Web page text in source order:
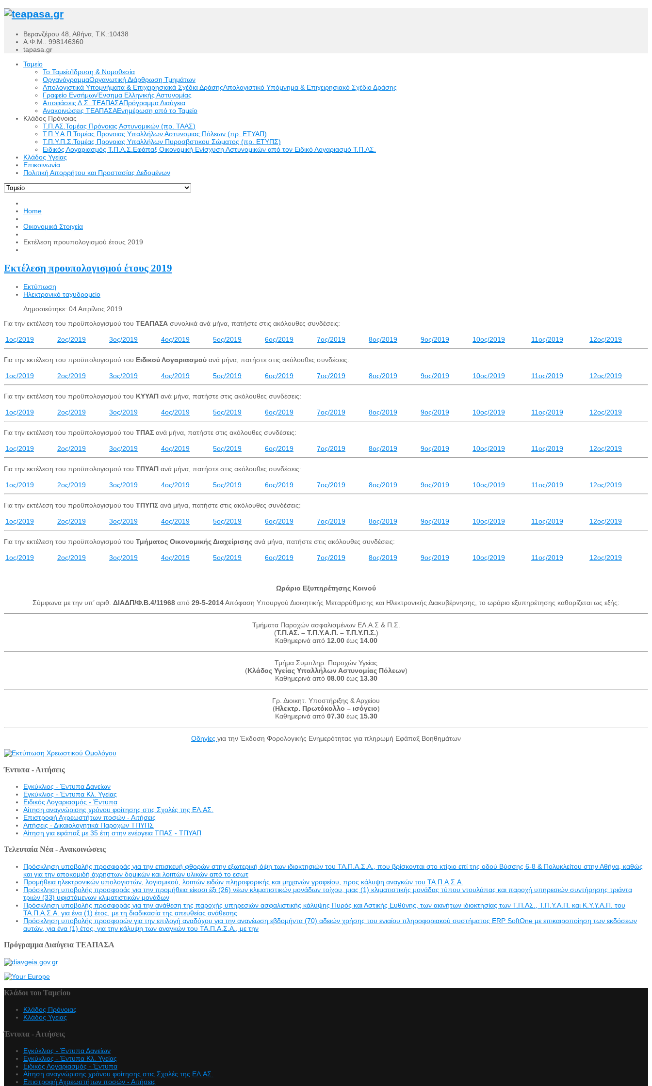
Βερανζέρου 48, Αθήνα, Τ.Κ.:10438
Α.Φ.Μ.: 998146360
tapasa.gr
Ταμείο
Το ΤαμείοΊδρυση & Νομοθεσία
ΟργανόγραμμαΟργανωτική Διάρθρωση Τμημάτων
Απολογιστικά Υπομνήματα & Επιχειρησιακά Σχέδια ΔράσηςΑπολογιστικό Υπόμνημα & Επιχειρησιακό Σχέδιο Δράσης
Γραφείο ΕνσήμωνΈνσημα Ελληνικής Αστυνομίας
Αποφάσεις Δ.Σ. ΤΕΑΠΑΣΑΠρόγραμμα Διαύγεια
Ανακοινώσεις ΤΕΑΠΑΣΑΕνημέρωση από το Ταμείο
Κλάδος Πρόνοιας
Τ.Π.ΑΣ.Τομέας Πρόνοιας Αστυνομικών (πρ. ΤΑΑΣ)
Τ.Π.Υ.Α.Π.Τομέας Προνοιας Υπαλλήλων Αστυνομιας Πόλεων (πρ. ΕΤΥΑΠ)
Τ.Π.Υ.Π.Σ.Τομέας Προνοιας Υπαλλήλων Πυροσβστικου Σώματος (πρ. ΕΤΥΠΣ)
Ειδικός Λογαριασμός Τ.Π.Α.Σ.Εφάπαξ Οικονομική Ενίσχυση Αστυνομικών από τον Ειδικό Λογαριασμό Τ.Π.ΑΣ.
Κλάδος Υγείας
Επικοινωνία
Πολιτική Απορρήτου και Προστασίας Δεδομένων
Home
Οικονομικά Στοιχεία
Εκτέλεση προυπολογισμού έτους 2019
Εκτέλεση προυπολογισμού έτους 2019
Εκτύπωση
Ηλεκτρονικό ταχυδρομείο
Δημοσιεύτηκε: 04 Απρίλιος 2019
Για την εκτέλεση του προϋπολογισμού του ΤΕΑΠΑΣΑ συνολικά ανά μήνα, πατήστε στις ακόλουθες συνδέσεις:
1ος/2019 2ος/2019 3ος/2019 4ος/2019 5ος/2019 6ος/2019 7ος/2019 8ος/2019 9ος/2019 10ος/2019 11ος/2019 12ος/2019
Για την εκτέλεση του προϋπολογισμού του Ειδικού Λογαριασμού ανά μήνα, πατήστε στις ακόλουθες συνδέσεις:
1ος/2019 2ος/2019 3ος/2019 4ος/2019 5ος/2019 6ος/2019 7ος/2019 8ος/2019 9ος/2019 10ος/2019 11ος/2019 12ος/2019
Για την εκτέλεση του προϋπολογισμού του ΚΥΥΑΠ ανά μήνα, πατήστε στις ακόλουθες συνδέσεις:
1ος/2019 2ος/2019 3ος/2019 4ος/2019 5ος/2019 6ος/2019 7ος/2019 8ος/2019 9ος/2019 10ος/2019 11ος/2019 12ος/2019
Για την εκτέλεση του προϋπολογισμού του ΤΠΑΣ ανά μήνα, πατήστε στις ακόλουθες συνδέσεις:
1ος/2019 2ος/2019 3ος/2019 4ος/2019 5ος/2019 6ος/2019 7ος/2019 8ος/2019 9ος/2019 10ος/2019 11ος/2019 12ος/2019
Για την εκτέλεση του προϋπολογισμού του ΤΠΥΑΠ ανά μήνα, πατήστε στις ακόλουθες συνδέσεις:
1ος/2019 2ος/2019 3ος/2019 4ος/2019 5ος/2019 6ος/2019 7ος/2019 8ος/2019 9ος/2019 10ος/2019 11ος/2019 12ος/2019
Για την εκτέλεση του προϋπολογισμού του ΤΠΥΠΣ ανά μήνα, πατήστε στις ακόλουθες συνδέσεις:
1ος/2019 2ος/2019 3ος/2019 4ος/2019 5ος/2019 6ος/2019 7ος/2019 8ος/2019 9ος/2019 10ος/2019 11ος/2019 12ος/2019
Για την εκτέλεση του προϋπολογισμού του Τμήματος Οικονομικής Διαχείρισης ανά μήνα, πατήστε στις ακόλουθες συνδέσεις:
1ος/2019 2ος/2019 3ος/2019 4ος/2019 5ος/2019 6ος/2019 7ος/2019 8ος/2019 9ος/2019 10ος/2019 11ος/2019 12ος/2019
Ωράριο Εξυπηρέτησης Κοινού
Σύμφωνα με την υπ’ αριθ. ΔΙΑΔΠ/Φ.Β.4/11968 από 29-5-2014Απόφαση Υπουργού Διοικητικής Μεταρρύθμισης και Ηλεκτρονικής Διακυβέρνησης, το ωράριο εξυπηρέτησης καθορίζεται ως εξής:
Τμήματα Παροχών ασφαλισμένων ΕΛ.Α.Σ & Π.Σ.
(Τ.Π.ΑΣ. – Τ.Π.Υ.Α.Π. – Τ.Π.Υ.Π.Σ.)
Καθημερινά από 12.00 έως 14.00
Τμήμα Συμπληρ. Παροχών Υγείας
(Κλάδος Υγείας Υπαλλήλων Αστυνομίας Πόλεων)
Καθημερινά από 08.00έως 13.30
Γρ. Διοικητ. Υποστήριξης & Αρχείου
(Ηλεκτρ. Πρωτόκολλο – ισόγειο)
Καθημερινά από 07.30έως 15.30
Οδηγίες για την Έκδοση Φορολογικής Ενημερότητας για πληρωμή Εφάπαξ Βοηθημάτων
Έντυπα - Αιτήσεις
Εγκύκλιος - Έντυπα Δανείων
Εγκύκλιος - Έντυπα Κλ. Υγείας
Eιδικός Λογαριασμός - Έντυπα
Αίτηση αναγνώρισης χρόνου φοίτησης στις Σχολές της ΕΛ.ΑΣ.
Επιστροφή Αχρεωστήτων ποσών - Αιτήσεις
Αιτήσεις - Δικαιολογητικά Παροχών ΤΠΥΠΣ
Αίτηση για εφάπαξ με 35 έτη στην ενέργεια ΤΠΑΣ - ΤΠΥΑΠ
Τελευταία Νέα - Ανακοινώσεις
Πρόσκληση υποβολής προσφοράς για την επισκευή φθορών στην εξωτερική όψη των ιδιοκτησιών του ΤΑ.Π.Α.Σ.Α., που βρίσκονται στο κτίριο επί της οδού Βύσσης 6-8 & Πολυκλείτου στην Αθήνα, καθώς
και για την αποκομιδή άχρηστων δομικών και λοιπών υλικών από το εσωτ
Προμήθεια ηλεκτρονικών υπολογιστών, λογισμικού, λοιπών ειδών πληροφορικής και μηχανών γραφείου, προς κάλυψη αναγκών του ΤΑ.Π.Α.Σ.Α.
Πρόσκληση υποβολής προσφοράς για την προμήθεια είκοσι έξι (26) νέων κλιματιστικών μονάδων τοίχου, μιας (1) κλιματιστικής μονάδας τύπου ντουλάπας και παροχή υπηρεσιών συντήρησης τριάντα
τριών (33) υφιστάμενων κλιματιστικών μονάδων
Πρόσκληση υποβολής προσφοράς για την ανάθεση της παροχής υπηρεσιών ασφαλιστικής κάλυψης Πυρός και Αστικής Ευθύνης, των ακινήτων ιδιοκτησίας των Τ.Π.ΑΣ., Τ.Π.Υ.Α.Π. και Κ.Υ.Υ.Α.Π. του
ΤΑ.Π.Α.Σ.Α. για ένα (1) έτος, με τη διαδικασία της απευθείας ανάθεσης
Πρόσκληση υποβολής προσφορών για την επιλογή αναδόχου για την ανανέωση εβδομήντα (70) αδειών χρήσης του ενιαίου πληροφοριακού συστήματος ERP SoftOne με επικαιροποίηση των εκδόσεων
αυτών, για ένα (1) έτος, για την κάλυψη των αναγκών του ΤΑ.Π.Α.Σ.Α., με την
Πρόγραμμα Διαύγεια ΤΕΑΠΑΣΑ
Κλάδοι του Ταμείου
Κλάδος Πρόνοιας
Κλάδος Υγείας
Έντυπα - Αιτήσεις
Εγκύκλιος - Έντυπα Δανείων
Εγκύκλιος - Έντυπα Κλ. Υγείας
Eιδικός Λογαριασμός - Έντυπα
Αίτηση αναγνώρισης χρόνου φοίτησης στις Σχολές της ΕΛ.ΑΣ.
Επιστροφή Αχρεωστήτων ποσών - Αιτήσεις